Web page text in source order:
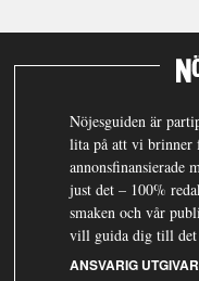
Nöjesguiden är
lita på att vi brinner
annonsfinansierade
just det – 100%
smaken och vår
vill guida dig till det
ANSVARIG